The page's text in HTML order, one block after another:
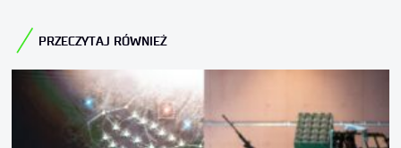
PRZECZYTAJ RÓWNIEŻ